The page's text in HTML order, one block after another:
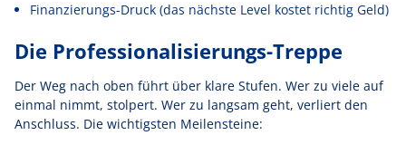
Finanzierungs-Druck (das nächste Level kostet richtig Geld)
Die Professionalisierungs-Treppe
Der Weg nach oben führt über klare Stufen. Wer zu viele auf
einmal nimmt, stolpert. Wer zu langsam geht, verliert den
Anschluss. Die wichtigsten Meilensteine: